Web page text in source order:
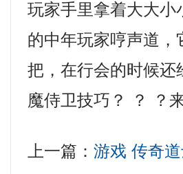
玩家手里拿着大大
的中年玩家哼声道
把，在行会的时候
魔侍卫技巧？ ？ ？
上一篇：游戏 传奇